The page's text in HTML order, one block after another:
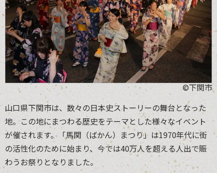
©下関市
山口県下関市は、数々の日本史ストーリーの舞台となった
地。この地にまつわる歴史をテーマとした様々なイベント
が催されます。「馬関（ばかん）まつり」は1970年代に街
の活性化のために始まり、今では40万人を超える人出で賑
わうお祭りとなりました。